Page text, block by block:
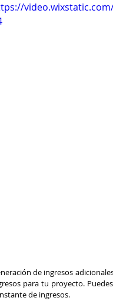
de ingresos
para tu proyecto.
de ingresos.